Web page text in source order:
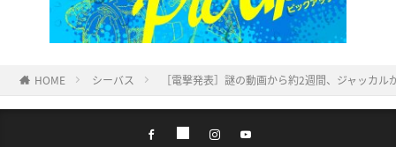
HOME シーバス ［電撃発表］謎の動画から約2週間、ジャッカ